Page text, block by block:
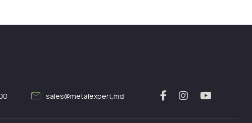
mail sales@metalexpert.md